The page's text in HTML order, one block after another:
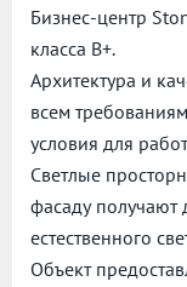
Бизнес-центр
класса B+.
Архитектура и
всем
условия для
Светлые
фасаду получают
естественного
Объект